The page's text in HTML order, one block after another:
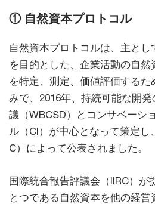
① 自然資本プロトコル
自然資本プロトコルは、主と
を目的とした、企業活動の自
を特定、測定、価値評価するた
みで、2016年、持続可能な開
議（WBCSD）とコンサベーシ
ル（CI）が中心となって策定し
C）によって公表されました。
国際統合報告評議会（IIRC）が
とつである自然資本を他の経